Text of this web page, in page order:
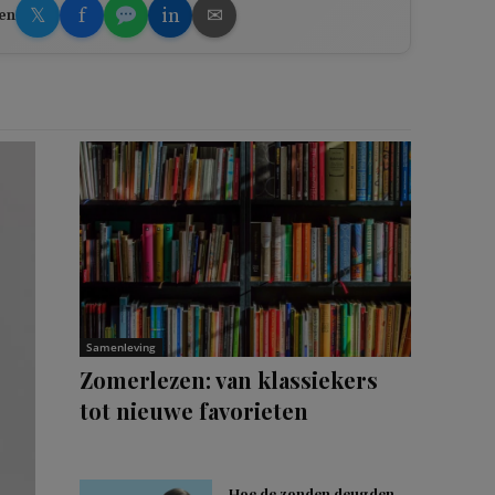
𝕏 f in ✉
Samenleving
Zomerlezen: van klassiekers
tot nieuwe favorieten